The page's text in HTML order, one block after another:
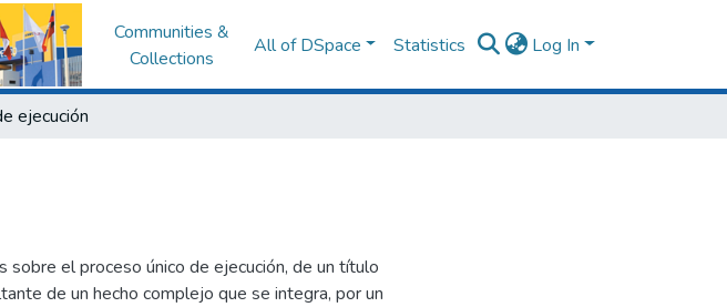
Communities &
Collections
All of DSpace Statistics Log In
ejecución
sobre el proceso único de ejecución, de un título
de un hecho complejo que se integra, por un